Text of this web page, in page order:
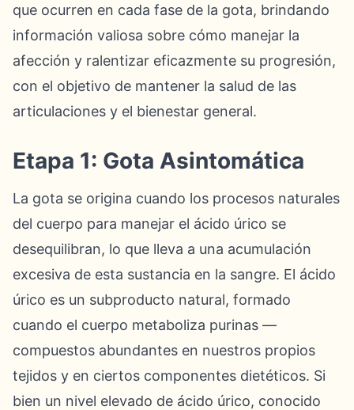
que ocurren en cada fase de la gota, brindando
información valiosa sobre cómo manejar la
afección y ralentizar eficazmente su progresión,
con el objetivo de mantener la salud de las
articulaciones y el bienestar general.
Etapa 1: Gota Asintomática
La gota se origina cuando los procesos naturales
del cuerpo para manejar el ácido úrico se
desequilibran, lo que lleva a una acumulación
excesiva de esta sustancia en la sangre. El ácido
úrico es un subproducto natural, formado
cuando el cuerpo metaboliza purinas —
compuestos abundantes en nuestros propios
tejidos y en ciertos componentes dietéticos. Si
bien un nivel elevado de ácido úrico, conocido